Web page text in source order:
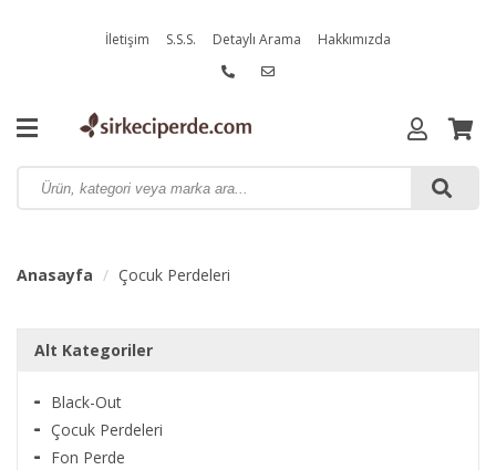
İletişim S.S.S. Detaylı Arama Hakkımızda
Anasayfa Çocuk Perdeleri
Alt Kategoriler
Black-Out
Çocuk Perdeleri
Fon Perde